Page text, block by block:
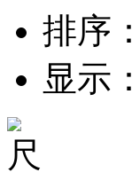
排序：
显示：